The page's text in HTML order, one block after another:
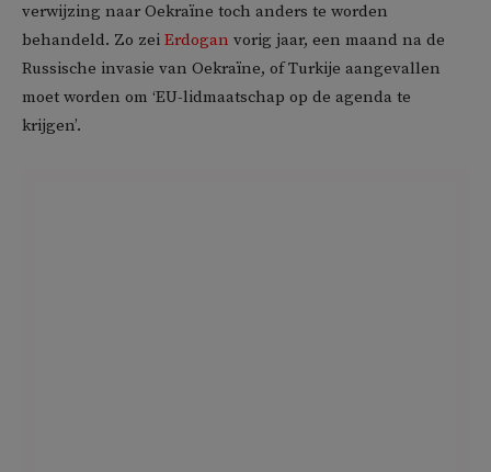
verwijzing naar Oekraïne toch anders te worden
behandeld. Zo zei Erdogan vorig jaar, een maand na de
Russische invasie van Oekraïne, of Turkije aangevallen
moet worden om ‘EU-lidmaatschap op de agenda te
krijgen’.